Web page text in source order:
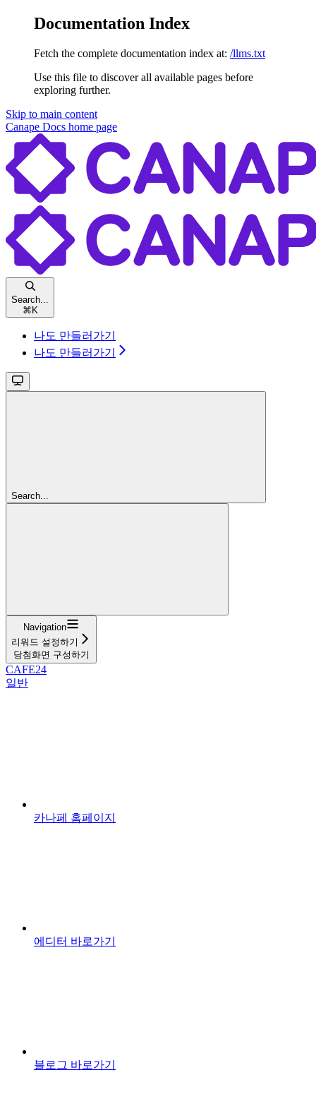
Documentation Index
Fetch the complete documentation index at: /llms.txt
Use this file to discover all available pages before
exploring further.
Skip to main content
Canape Docs home page
Search...
⌘ K
나도 만들러가기
나도 만들러가기
Search...
Navigation
리워드 설정하기
당첨화면 구성하기
CAFE24
일반
카나페 홈페이지
에디터 바로가기
블로그 바로가기